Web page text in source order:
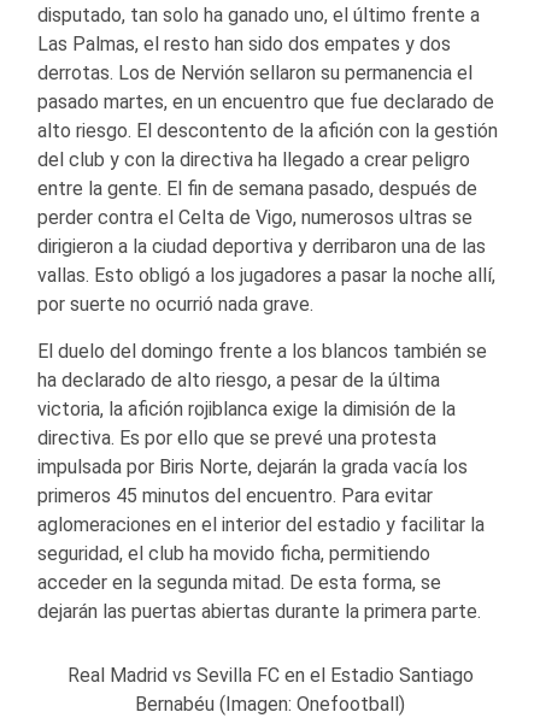
disputado, tan solo ha ganado uno, el último frente a
Las Palmas, el resto han sido dos empates y dos
derrotas. Los de Nervión sellaron su permanencia el
pasado martes, en un encuentro que fue declarado de
alto riesgo. El descontento de la afición con la gestión
del club y con la directiva ha llegado a crear peligro
entre la gente. El fin de semana pasado, después de
perder contra el Celta de Vigo, numerosos ultras se
dirigieron a la ciudad deportiva y derribaron una de las
vallas. Esto obligó a los jugadores a pasar la noche allí,
por suerte no ocurrió nada grave.
El duelo del domingo frente a los blancos también se
ha declarado de alto riesgo, a pesar de la última
victoria, la afición rojiblanca exige la dimisión de la
directiva. Es por ello que se prevé una protesta
impulsada por Biris Norte, dejarán la grada vacía los
primeros 45 minutos del encuentro. Para evitar
aglomeraciones en el interior del estadio y facilitar la
seguridad, el club ha movido ficha, permitiendo
acceder en la segunda mitad. De esta forma, se
dejarán las puertas abiertas durante la primera parte.
Real Madrid vs Sevilla FC en el Estadio Santiago
Bernabéu (Imagen: Onefootball)